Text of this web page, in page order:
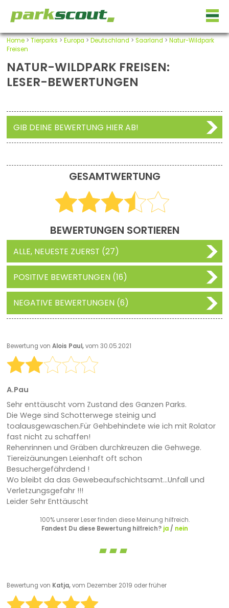
Home> Tierparks > Europa > Deutschland > Saarland > Natur-Wildpark
Freisen
NATUR-WILDPARK FREISEN:
LESER-BEWERTUNGEN
GIB DEINE BEWERTUNG HIER AB!
GESAMTWERTUNG
BEWERTUNGEN SORTIEREN
ALLE, NEUESTE ZUERST (27)
POSITIVE BEWERTUNGEN (16)
NEGATIVE BEWERTUNGEN (6)
Bewertung von Alois Paul,vom 30.05.2021
A.Pau
Sehr enttäuscht vom Zustand des Ganzen Parks.
Die Wege sind Schotterwege steinig und
toalausgewaschen.Für Gehbehindete wie ich mit Rolator
fast nicht zu schaffen!
Rehenrinnen und Gräben durchkreuzen die Gehwege.
Tiereizäunungen Leienhaft oft schon
Besuchergefährdend !
Wo bleibt da das Gewebeaufschichtsamt...Unfall und
Verletzungsgefahr !!!
Leider Sehr Enttäuscht
100% unserer Leser finden diese Meinung hilfreich.
Fandest Du diese Bewertung hilfreich? ja/ nein
Bewertung von Katja,vom Dezember 2019 oder früher